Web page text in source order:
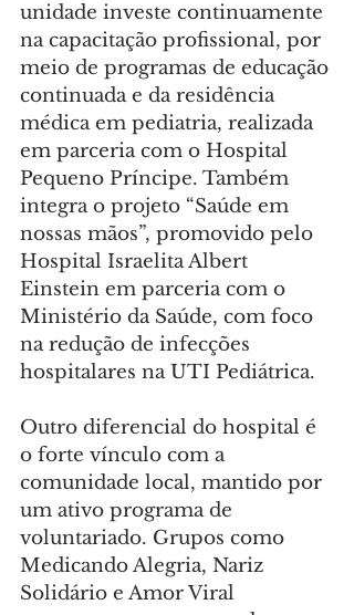
unidade investe continuamente
na capacitação profissional, por
meio de programas de educação
continuada e da residência
médica em pediatria, realizada
em parceria com o Hospital
Pequeno Príncipe. Também
integra o projeto “Saúde em
nossas mãos”, promovido pelo
Hospital Israelita Albert
Einstein em parceria com o
Ministério da Saúde, com foco
na redução de infecções
hospitalares na UTI Pediátrica.
Outro diferencial do hospital é
o forte vínculo com a
comunidade local, mantido por
um ativo programa de
voluntariado. Grupos como
Medicando Alegria, Nariz
Solidário e Amor Viral